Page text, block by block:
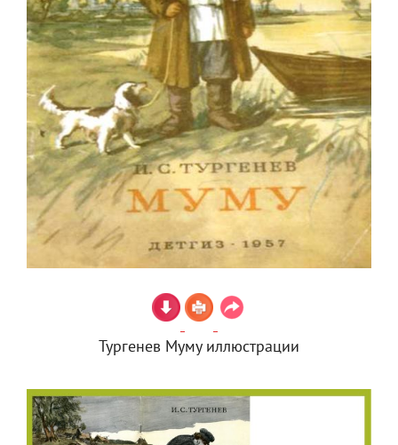
Тургенев Муму иллюстрации